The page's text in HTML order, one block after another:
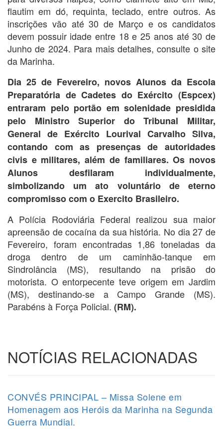
flautim em dó, requinta, teclado, entre outros. As
inscrições vão até 30 de Março e os candidatos
devem possuir idade entre 18 e 25 anos até 30 de
Junho de 2024. Para mais detalhes, consulte o site
da Marinha.
Dia 25 de Fevereiro, novos Alunos da Escola
Preparatória de Cadetes do Exército (Espcex)
entraram pelo portão em solenidade presidida
pelo Ministro Superior do Tribunal Militar,
General de Exército Lourival Carvalho Silva,
contando com as presenças de autoridades
civis e militares, além de familiares. Os novos
Alunos desfilaram individualmente,
simbolizando um ato voluntário de eterno
compromisso com o Exercito Brasileiro.
A Polícia Rodoviária Federal realizou sua maior
apreensão de cocaína da sua história. No dia 27 de
Fevereiro, foram encontradas 1,86 toneladas da
droga dentro de um caminhão-tanque em
Sindrolância (MS), resultando na prisão do
motorista. O entorpecente teve origem em Jardim
(MS), destinando-se a Campo Grande (MS).
Parabéns à Força Policial. (RM).
NOTÍCIAS RELACIONADAS
CONVÉS PRINCIPAL – Missa Solene em
Homenagem aos Heróis da Marinha na Segunda
Guerra Mundial.